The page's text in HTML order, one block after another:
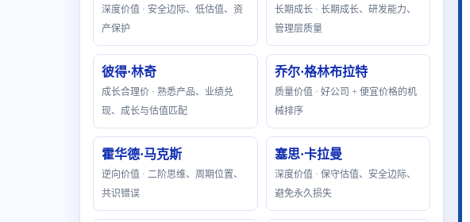
深度价值 · 安全边际、低估值、资
产保护
长期成长 · 长期成长、研发能力、
管理层质量
彼得·林奇
成长合理价 · 熟悉产品、业绩兑
现、成长与估值匹配
乔尔·格林布拉特
质量价值 · 好公司 + 便宜价格的机
械排序
霍华德·马克斯
逆向价值 · 二阶思维、周期位置、
共识错误
塞思·卡拉曼
深度价值 · 保守估值、安全边际、
避免永久损失